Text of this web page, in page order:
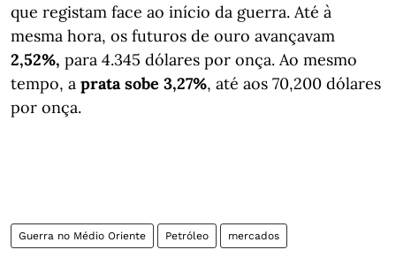
que registam face ao início da guerra. Até à
mesma hora, os futuros de ouro avançavam
2,52%, para 4.345 dólares por onça. Ao mesmo
tempo, a prata sobe 3,27%, até aos 70,200 dólares
por onça.
Guerra no Médio Oriente Petróleo mercados